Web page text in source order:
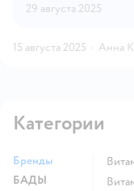
29 августа 2025
15 августа 2025 · Анна
Категории
Бренды
БАДЫ